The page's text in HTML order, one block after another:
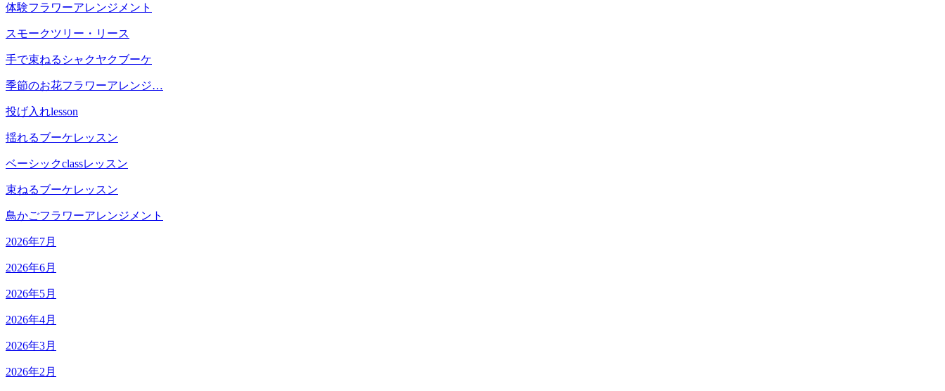
体験フラワーアレンジメント
スモークツリー・リース
手で束ねるシャクヤクブーケ
季節のお花フラワーアレンジ…
投げ入れlesson
揺れるブーケレッスン
ベーシックclassレッスン
束ねるブーケレッスン
鳥かごフラワーアレンジメント
2026年7月
2026年6月
2026年5月
2026年4月
2026年3月
2026年2月